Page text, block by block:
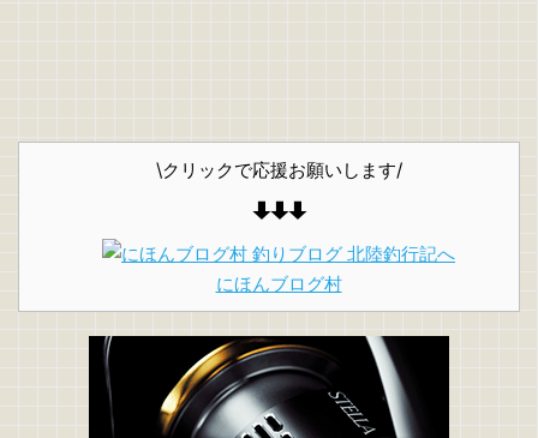
\クリックで応援お願いします/
にほんブログ村